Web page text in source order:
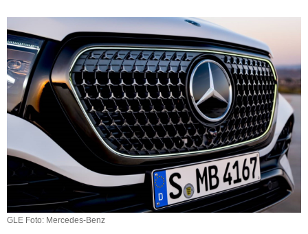
GLE Foto: Mercedes-Benz